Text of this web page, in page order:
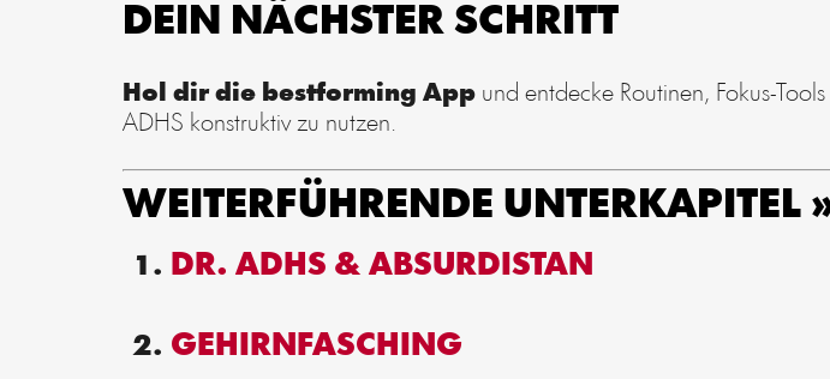
DEIN NÄCHSTER SCHRITT
Hol dir die bestforming App und entdecke Routinen, Fokus-
ADHS konstruktiv zu nutzen.
WEITERFÜHRENDE UNTERKAPITEL
DR. ADHS & ABSURDISTAN
GEHIRNFASCHING